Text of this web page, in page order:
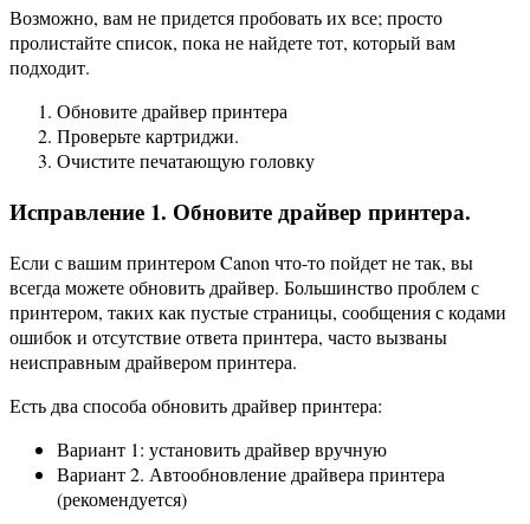
Возможно, вам не придется пробовать их все; просто
пролистайте список, пока не найдете тот, который вам
подходит.
Обновите драйвер принтера
Проверьте картриджи.
Очистите печатающую головку
Исправление 1. Обновите драйвер принтера.
Если с вашим принтером Canon что-то пойдет не так, вы
всегда можете обновить драйвер. Большинство проблем с
принтером, таких как пустые страницы, сообщения с кодами
ошибок и отсутствие ответа принтера, часто вызваны
неисправным драйвером принтера.
Есть два способа обновить драйвер принтера:
Вариант 1: установить драйвер вручную
Вариант 2. Автообновление драйвера принтера
(рекомендуется)